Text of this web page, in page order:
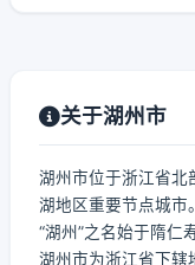
关于湖州市
湖州市位于浙江省北
湖地区重要节点城市。
“湖州”之名始于隋仁
湖州市为浙江省下辖